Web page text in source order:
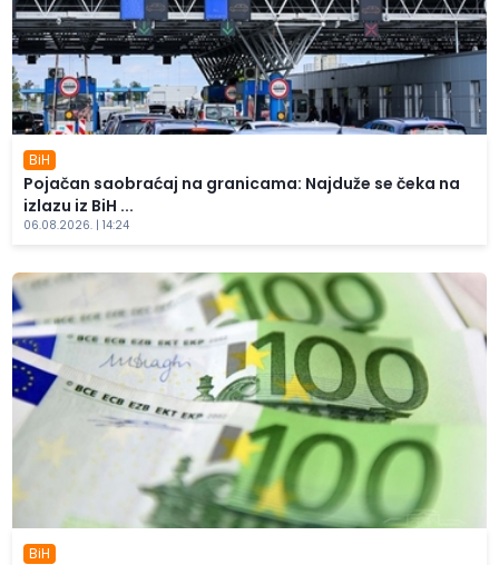
BiH
Pojačan saobraćaj na granicama: Najduže se čeka na
izlazu iz BiH ...
06.08.2026. | 14:24
BiH